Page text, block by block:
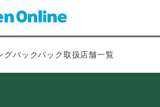
グバックパック取扱店舗一覧